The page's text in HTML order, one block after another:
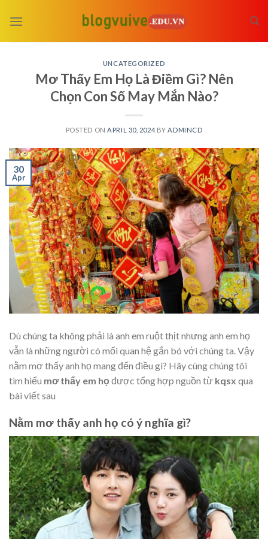
UNCATEGORIZED
Mơ Thấy Em Họ Là Điềm Gì? Nên
Chọn Con Số May Mắn Nào?
POSTED ON APRIL 30, 2024 BY ADMINCD
30
Apr
Dù chúng ta không phải là anh em ruột thịt nhưng anh em họ
vẫn là những người có mối quan hệ gắn bó với chúng ta. Vậy
nằm mơ thấy anh họ mang đến điều gì? Hãy cùng chúng tôi
tìm hiểu mơ thấy em họ được tổng hợp nguồn từ kqsx qua
bài viết sau
Nằm mơ thấy anh họ có ý nghĩa gì?